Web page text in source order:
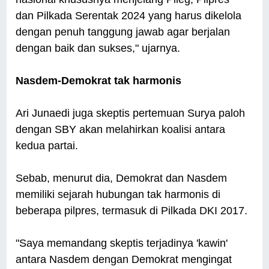
dan Pilkada Serentak 2024 yang harus dikelola
dengan penuh tanggung jawab agar berjalan
dengan baik dan sukses," ujarnya.
Nasdem-Demokrat tak harmonis
Ari Junaedi juga skeptis pertemuan Surya paloh
dengan SBY akan melahirkan koalisi antara
kedua partai.
Sebab, menurut dia, Demokrat dan Nasdem
memiliki sejarah hubungan tak harmonis di
beberapa pilpres, termasuk di Pilkada DKI 2017.
"Saya memandang skeptis terjadinya 'kawin'
antara Nasdem dengan Demokrat mengingat